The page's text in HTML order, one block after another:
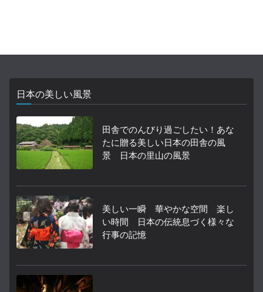
日本の美しい風景
田舎でのんびり過ごしたい！あな
たに贈る美しい日本の田舎の風
景 日本の里山の風景
美しい一瞬 華やかな空間 楽し
い時間 日本の伝統息づく様々な
行事の記憶